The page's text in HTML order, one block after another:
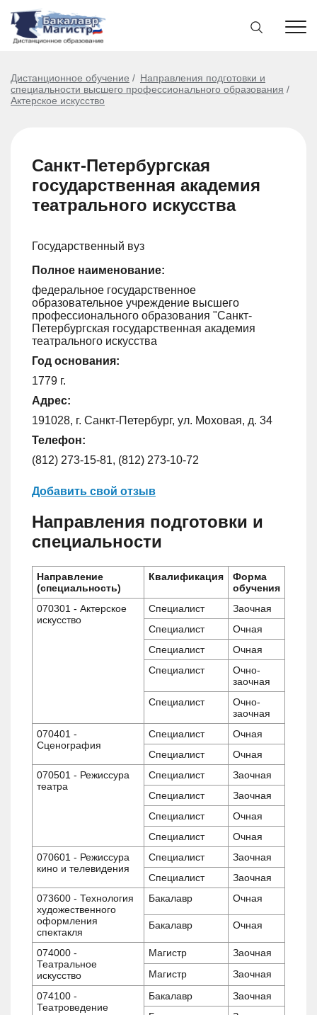
Дистанционное обучение
Направления подготовки и
специальности высшего профессионального образования
Актерское искусство
Санкт-Петербургская
государственная академия
театрального искусства
Государственный вуз
Полное наименование:
федеральное государственное
образовательное учреждение высшего
профессионального образования "Санкт-
Петербургская государственная академия
театрального искусства
Год основания:
1779 г.
Адрес:
191028, г. Санкт-Петербург, ул. Моховая, д. 34
Телефон:
(812) 273-15-81, (812) 273-10-72
Добавить свой отзыв
Направления подготовки и
специальности
Направление
(специальность)
Квалификация
Форма
обучения
070301 - Актерское
искусство
Специалист
Заочная
Специалист
Очная
Специалист
Очная
Специалист
Очно-
заочная
Специалист
Очно-
заочная
070401 -
Сценография
Специалист
Очная
Специалист
Очная
070501 - Режиссура
театра
Специалист
Заочная
Специалист
Заочная
Специалист
Очная
Специалист
Очная
070601 - Режиссура
кино и телевидения
Специалист
Заочная
Специалист
Заочная
073600 - Технология
художественного
оформления
спектакля
Бакалавр Очная
Бакалавр Очная
074000 -
Театральное
искусство
Магистр
Заочная
Магистр
Заочная
074100 -
Театроведение
Бакалавр
Заочная